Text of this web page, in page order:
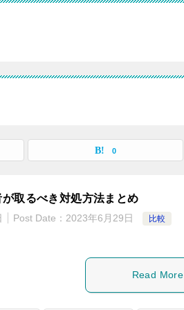
0
取るべき対処方法まとめ
Post Date： 2023年6月29日 比較
Read More